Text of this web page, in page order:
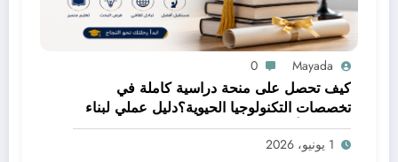
Mayada
0
كيف تحصل على منحة دراسية كاملة في
تخصصات التكنولوجيا الحيوية؟دليل عملي لبناء
مستقبل أكاديمي مميز
1 يونيو، 2026